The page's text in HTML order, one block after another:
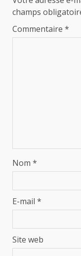
champs
Commentaire *
Nom *
E-mail *
Site web